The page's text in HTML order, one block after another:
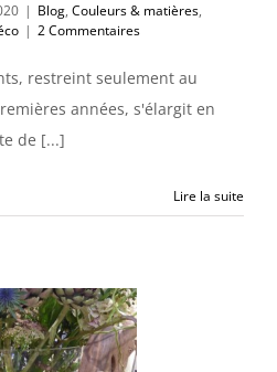
| Blog, Couleurs & matières,
| 2 Commentaires
restreint seulement au
années, s'élargit en
de [...]
Lire la suite